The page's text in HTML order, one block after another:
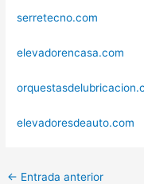
serretecno.com
elevadorencasa.com
elevadoresdeauto.com
← Entrada anterior